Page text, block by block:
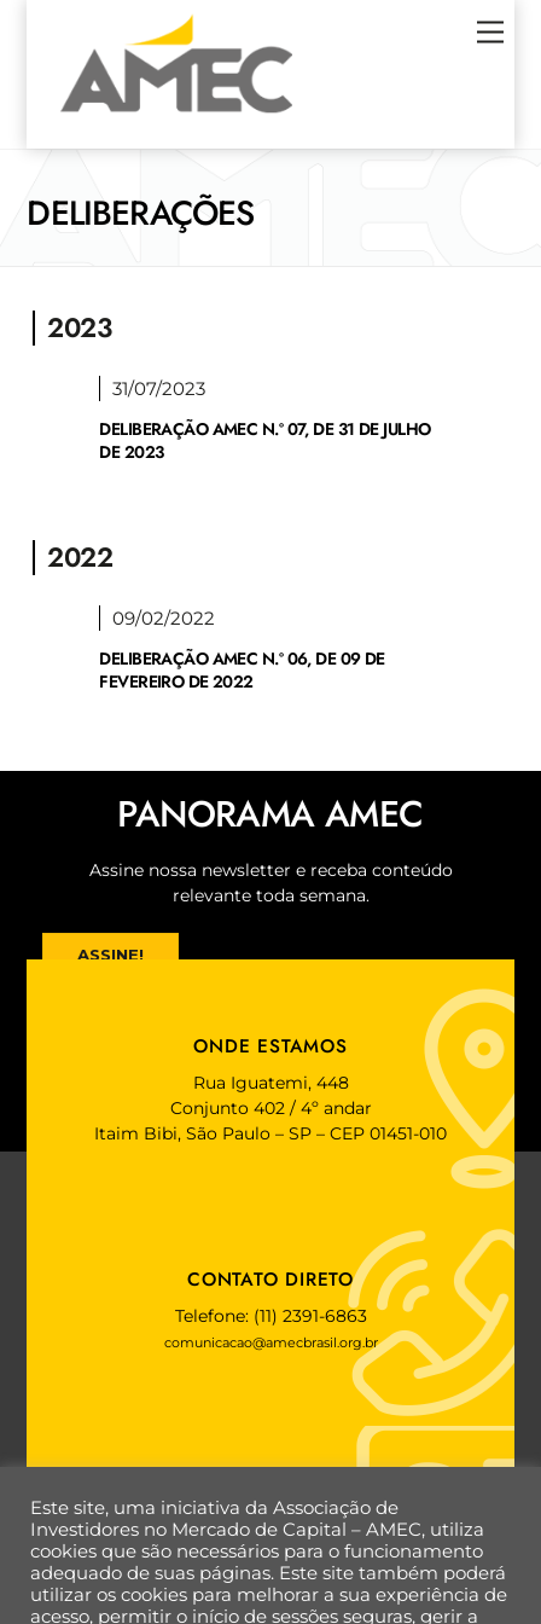
DELIBERAÇÕES
2023
31/07/2023
DELIBERAÇÃO AMEC N.º 07, DE 31 DE JULHO
DE 2023
2022
09/02/2022
DELIBERAÇÃO AMEC N.º 06, DE 09 DE
FEVEREIRO DE 2022
PANORAMA AMEC
Assine nossa newsletter e receba conteúdo
relevante toda semana.
ASSINE!
ONDE ESTAMOS
Rua Iguatemi, 448
Conjunto 402 / 4º andar
Itaim Bibi, São Paulo – SP – CEP 01451-010
CONTATO DIRETO
Telefone: (11) 2391-6863
comunicacao@amecbrasil.org.br
Back
Este site, uma iniciativa da Associação de
Investidores no Mercado de Capital – AMEC, utiliza
cookies que são necessários para o funcionamento
adequado de suas páginas. Este site também poderá
utilizar os cookies para melhorar a sua experiência de
acesso, permitir o início de sessões seguras, gerir a